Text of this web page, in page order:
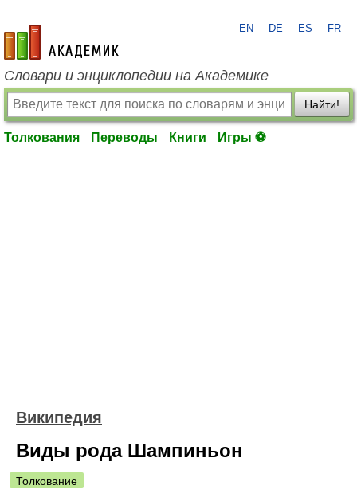
academic.ru
EN DE ES FR
Словари и энциклопедии на Академике
Найти!
Толкования Переводы Книги Игры ⚽
Википедия
Виды рода Шампиньон
Толкование